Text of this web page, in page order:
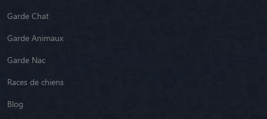
Garde Chat
Garde Animaux
Garde Nac
Races de chiens
Blog